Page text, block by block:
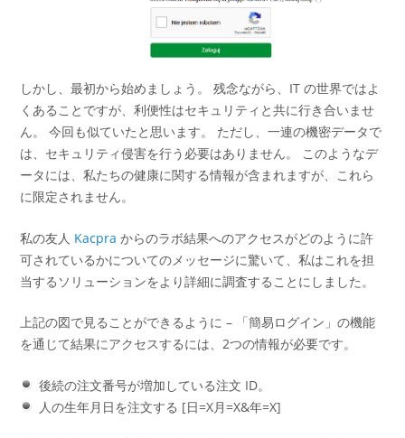
しかし、最初から始めましょう。 残念ながら、IT の世界ではよ
くあることですが、利便性はセキュリティと共に行き合いませ
ん。 今回も似ていたと思います。 ただし、一連の機密データで
は、セキュリティ侵害を行う必要はありません。 このようなデ
ータには、私たちの健康に関する情報が含まれますが、これら
に限定されません。
私の友人 Kacpra からのラボ結果へのアクセスがどのように許
可されているかについてのメッセージに驚いて、私はこれを担
当するソリューションをより詳細に調査することにしました。
上記の図で見ることができるように – 「簡易ログイン」の機能
を通じて結果にアクセスするには、2つの情報が必要です。
後続の注文番号が増加している注文 ID。
人の生年月日を注文する [日=X月=X&年=X]